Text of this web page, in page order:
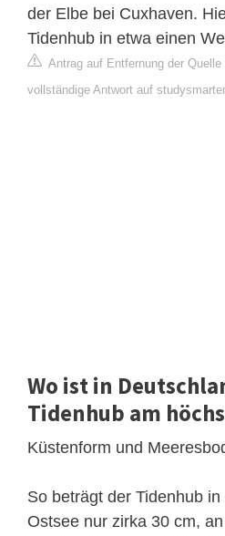
der Elbe bei Cuxhaven.
Tidenhub in etwa einen
Antrag auf Entfernung der Quelle
vollständige Antwort auf
Wo ist in
Tidenhub am
Küstenform und
So beträgt der Tidenhub
Ostsee nur zirka 30 cm,